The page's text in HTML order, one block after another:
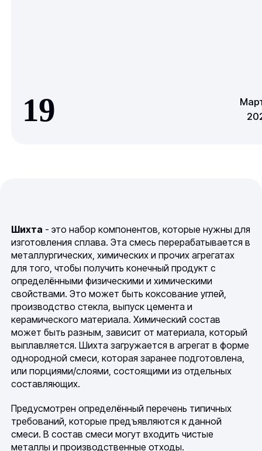
19
Шихта - это набор компонентов, которые нужны для
изготовления сплава. Эта смесь перерабатывается в
металлургических, химических и прочих агрегатах
для того, чтобы получить конечный продукт с
определёнными физическими и химическими
свойствами. Это может быть коксование углей,
производство стекла, выпуск цемента и
керамического материала. Химический состав
может быть разным, зависит от материала, который
выплавляется. Шихта загружается в агрегат в форме
однородной смеси, которая заранее подготовлена,
или порциями/слоями, состоящими из отдельных
составляющих.
Предусмотрен определённый перечень типичных
требований, которые предъявляются к данной
смеси. В состав смеси могут входить чистые
металлы и производственные отходы.